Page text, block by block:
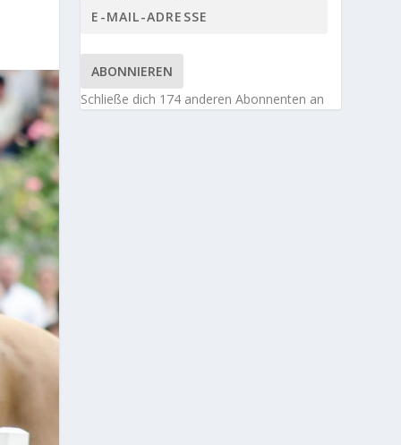
ABONNIEREN
Schließe dich 174 anderen Abonnenten an